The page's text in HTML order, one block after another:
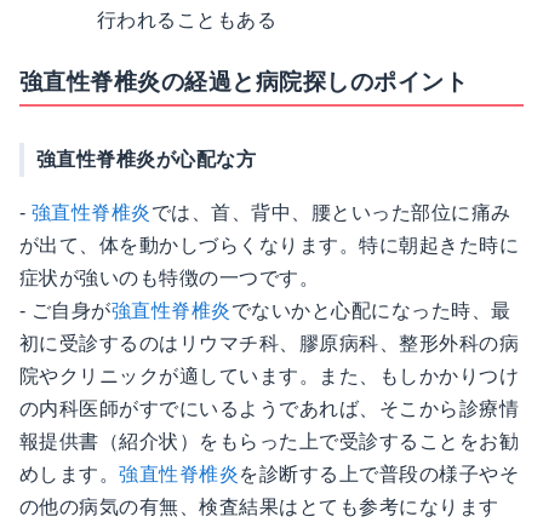
行われることもある
強直性脊椎炎の経過と病院探しのポイント
強直性脊椎炎が心配な方
- 強直性脊椎炎では、首、背中、腰といった部位に痛み
が出て、体を動かしづらくなります。特に朝起きた時に
症状が強いのも特徴の一つです。
- ご自身が強直性脊椎炎でないかと心配になった時、最
初に受診するのはリウマチ科、膠原病科、整形外科の病
院やクリニックが適しています。また、もしかかりつけ
の内科医師がすでにいるようであれば、そこから診療情
報提供書（紹介状）をもらった上で受診することをお勧
めします。強直性脊椎炎を診断する上で普段の様子やそ
の他の病気の有無、検査結果はとても参考になります